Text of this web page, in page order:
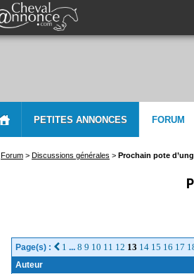
PETITES ANNONCES FORUM
Forum > Discussions générales > Prochain pote
Page(s) : 1 ... 8 9 10 11 12 13 14 15 16 17
Auteur